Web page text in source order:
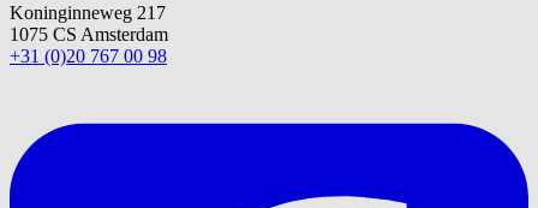
Koninginneweg 217
1075 CS Amsterdam
+31 (0)20 767 00 98